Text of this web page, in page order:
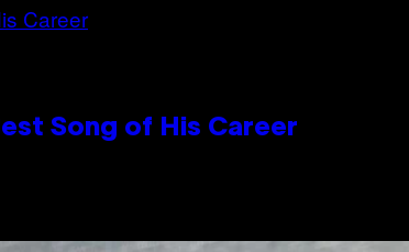
Song of His Career